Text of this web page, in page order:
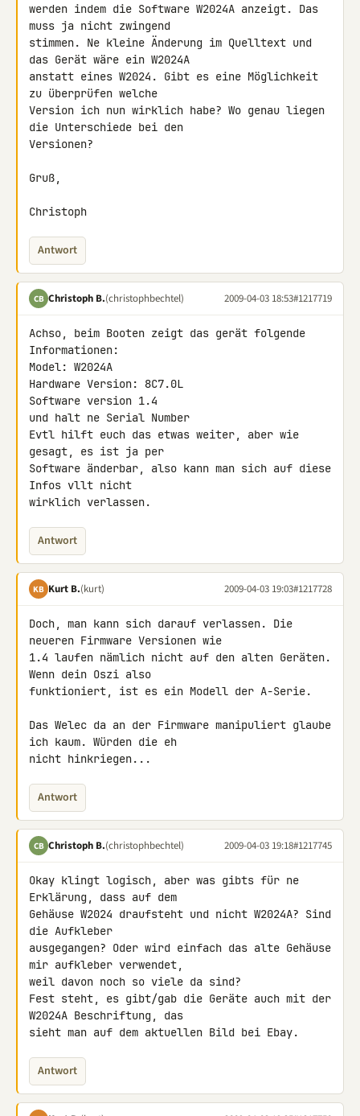
werden indem die Software W2024A anzeigt. Das
muss ja nicht zwingend
stimmen. Ne kleine Änderung im Quelltext und
das Gerät wäre ein W2024A
anstatt eines W2024. Gibt es eine Möglichkeit
zu überprüfen welche
Version ich nun wirklich habe? Wo genau liegen
die Unterschiede bei den
Versionen?
Gruß,
Christoph
Antwort
CB Christoph B.(christophbechtel) 2009-04-03 18:53#1217719
Achso, beim Booten zeigt das gerät folgende
Informationen:
Model: W2024A
Hardware Version: 8C7.0L
Software version 1.4
und halt ne Serial Number
Evtl hilft euch das etwas weiter, aber wie
gesagt, es ist ja per
Software änderbar, also kann man sich auf diese
Infos vllt nicht
wirklich verlassen.
Antwort
KB Kurt B.(kurt) 2009-04-03 19:03#1217728
Doch, man kann sich darauf verlassen. Die
neueren Firmware Versionen wie
1.4 laufen nämlich nicht auf den alten Geräten.
Wenn dein Oszi also
funktioniert, ist es ein Modell der A-Serie.
Das Welec da an der Firmware manipuliert glaube
ich kaum. Würden die eh
nicht hinkriegen...
Antwort
CB Christoph B.(christophbechtel) 2009-04-03 19:18#1217745
Okay klingt logisch, aber was gibts für ne
Erklärung, dass auf dem
Gehäuse W2024 draufsteht und nicht W2024A? Sind
die Aufkleber
ausgegangen? Oder wird einfach das alte Gehäuse
mir aufkleber verwendet,
weil davon noch so viele da sind?
Fest steht, es gibt/gab die Geräte auch mit der
W2024A Beschriftung, das
sieht man auf dem aktuellen Bild bei Ebay.
Antwort